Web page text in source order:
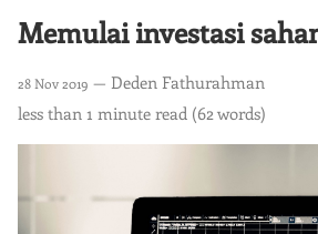
Memulai investasi
28 Nov 2019 — Deden Fathurahman
less than 1 minute read (62 words)